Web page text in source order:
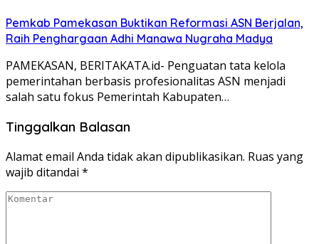
Pemkab Pamekasan Buktikan Reformasi ASN Berjalan,
Raih Penghargaan Adhi Manawa Nugraha Madya
PAMEKASAN, BERITAKATA.id- Penguatan tata kelola
pemerintahan berbasis profesionalitas ASN menjadi
salah satu fokus Pemerintah Kabupaten…
Tinggalkan Balasan
Alamat email Anda tidak akan dipublikasikan. Ruas yang
wajib ditandai *